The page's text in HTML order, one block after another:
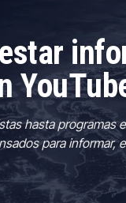
hasta programas
para